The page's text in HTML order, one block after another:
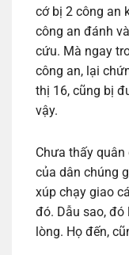
cớ bị 2 công an
công an đánh
cứu. Mà ngay
công an, lại
thị 16, cũng bị
vậy.
Chưa thấy
của dân chúng
xúp chạy giao
đó. Dẫu sao, đó
lòng. Họ đến,